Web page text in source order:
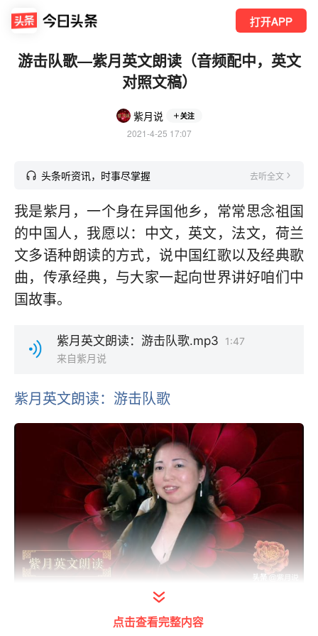
打开APP
游击队歌—紫月英文朗读（音频配中，英文
对照文稿）
紫月说 关注
2021-4-25 17:07
头条听资讯，时事尽掌握 去听全文
我是紫月，一个身在异国他乡，常常思念祖国
的中国人，我愿以：中文，英文，法文，荷兰
文多语种朗读的方式，说中国红歌以及经典歌
曲，传承经典，与大家一起向世界讲好咱们中
国故事。
紫月英文朗读：游击队歌.mp3
1:47
来自紫月说
紫月英文朗读：游击队歌
打开今日头条查看图片详情
我是紫月，一个长居海外的中国人，我把“游击
点击查看完整内容